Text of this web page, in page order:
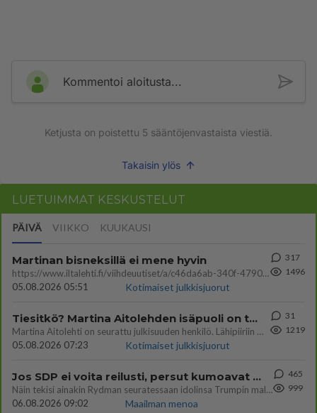
Kommentoi aloitusta...
Ketjusta on poistettu 5 sääntöjenvastaista viestiä.
Takaisin ylös
LUETUIMMAT KESKUSTELUT
PÄIVÄ VIIKKO KUUKAUSI
Martinan bisneksillä ei mene hyvin
https://www.iltalehti.fi/viihdeuutiset/a/c46da6ab-340f-4790-aaa7-0865eed2336 Yrityksen konkurssihakemus on tullut kärä
05.08.2026 05:51
Kotimaiset julkkisjuorut
317
1496
Tiesitkö? Martina Aitolehden isäpuoli on tämä suosittu laulaja
Martina Aitolehti on seurattu julkisuuden henkilö. Lähipiiriin mahtuu muitakin tunnettuja henkilöitä. Tiesitkö, että Ma
05.08.2026 07:23
Kotimaiset julkkisjuorut
31
1219
Jos SDP ei voita reilusti, persut kumoavat demokratian Suomesta
Näin tekisi ainakin Rydman seuratessaan idolinsa Trumpin mallia https://www.is.fi/politiikka/art-2000012187244.html
06.08.2026 09:02
Maailman menoa
465
999